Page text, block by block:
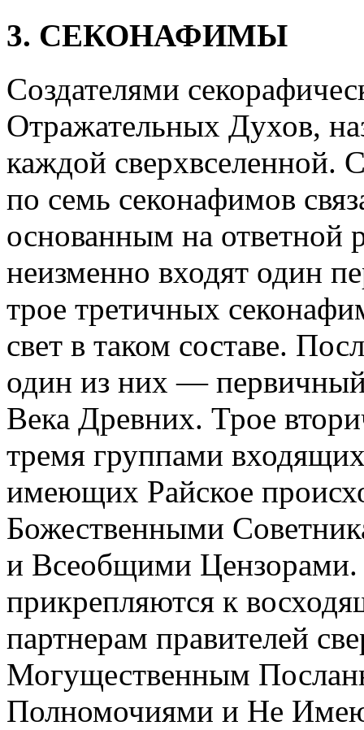
3. СЕКОНАФИМЫ
Создателями
Отражательных Духов,
каждой сверхвселенной.
по семь секонафимов
основанным на ответной
неизменно входят один
трое третичных
свет в таком составе.
один из них —
Века Древних. Трое
тремя группами
имеющих Райское
Божественными
и Всеобщими Цензорами.
прикрепляются к
партнерам правителей
Могущественным
Полномочиями и Не